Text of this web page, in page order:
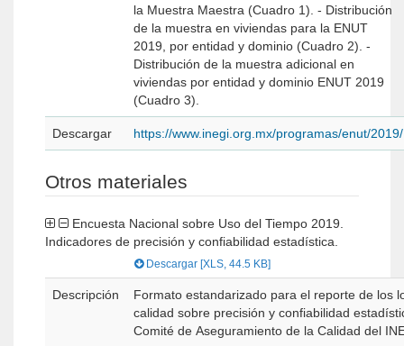
la Muestra Maestra (Cuadro 1). - Distribución
de la muestra en viviendas para la ENUT
2019, por entidad y dominio (Cuadro 2). -
Distribución de la muestra adicional en
viviendas por entidad y dominio ENUT 2019
(Cuadro 3).
Descargar https://www.inegi.org.mx/programas/enut/2019/
Otros materiales
Indicadores de precisión y confiabilidad estadística.
Descargar [XLS, 44.5 KB]
Descripción
Formato estandarizado para el reporte de los
calidad sobre precisión y confiabilidad
Comité de Aseguramiento de la Calidad del